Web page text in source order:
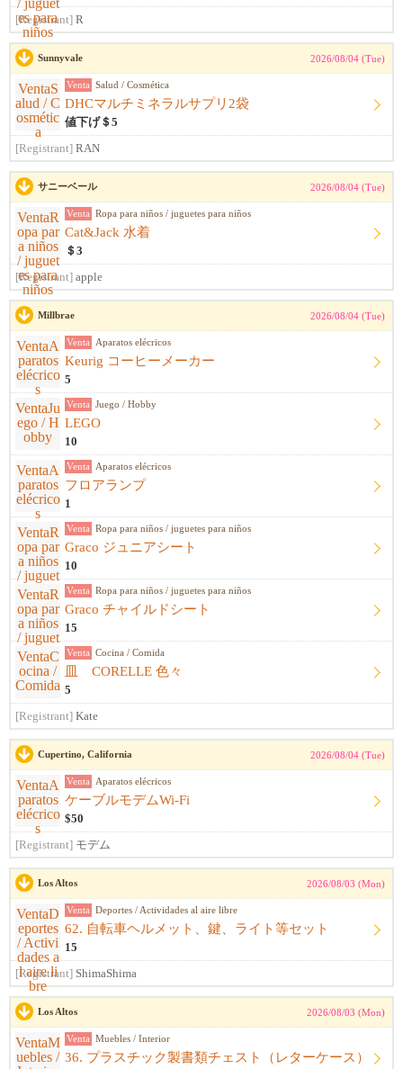
[Registrant] R
Sunnyvale 2026/08/04 (Tue)
Venta Salud / Cosmética
DHCマルチミネラルサプリ2袋
値下げ＄5
[Registrant] RAN
サニーベール 2026/08/04 (Tue)
Venta Ropa para niños / juguetes para niños
Cat&Jack 水着
＄3
[Registrant] apple
Millbrae 2026/08/04 (Tue)
Venta Aparatos elécricos
Keurig コーヒーメーカー
5
Venta Juego / Hobby
LEGO
10
Venta Aparatos elécricos
フロアランプ
1
Venta Ropa para niños / juguetes para niños
Graco ジュニアシート
10
Venta Ropa para niños / juguetes para niños
Graco チャイルドシート
15
Venta Cocina / Comida
皿 CORELLE 色々
5
[Registrant] Kate
Cupertino, California 2026/08/04 (Tue)
Venta Aparatos elécricos
ケーブルモデムWi-Fi
$50
[Registrant] モデム
Los Altos 2026/08/03 (Mon)
Venta Deportes / Actividades al aire libre
62. 自転車ヘルメット、鍵、ライト等セット
15
[Registrant] ShimaShima
Los Altos 2026/08/03 (Mon)
Venta Muebles / Interior
36. プラスチック製書類チェスト（レターケース）